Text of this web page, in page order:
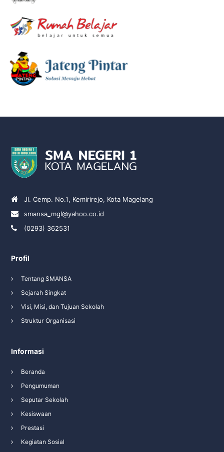
Jl. Cemp. No.1, Kemirirejo, Kota Magelang
smansa_mgl@yahoo.co.id
(0293) 362531
Profil
Tentang SMANSA
Sejarah Singkat
Visi, Misi, dan Tujuan Sekolah
Struktur Organisasi
Informasi
Beranda
Pengumuman
Seputar Sekolah
Kesiswaan
Prestasi
Kegiatan Sosial